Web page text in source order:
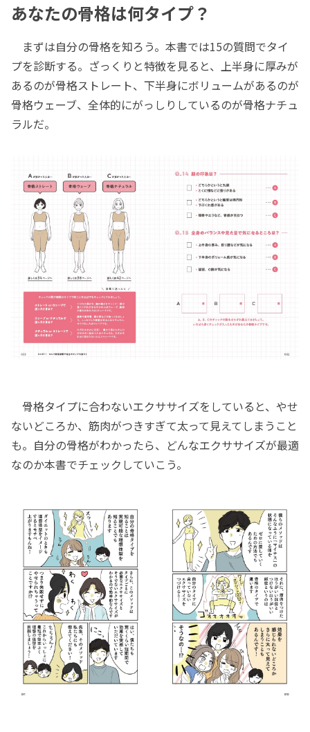
あなたの骨格は何タイプ？
まずは自分の骨格を知ろう。本書では15の質問でタイ
プを診断する。ざっくりと特徴を見ると、上半身に厚みが
あるのが骨格ストレート、下半身にボリュームがあるのが
骨格ウェーブ、全体的にがっしりしているのが骨格ナチュ
ラルだ。
骨格タイプに合わないエクササイズをしていると、やせ
ないどころか、筋肉がつきすぎて太って見えてしまうこと
も。自分の骨格がわかったら、どんなエクササイズが最適
なのか本書でチェックしていこう。